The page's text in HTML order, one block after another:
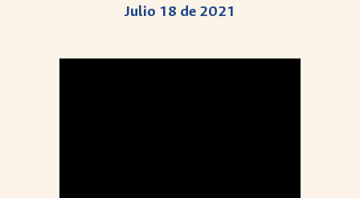
Julio 18 de 2021